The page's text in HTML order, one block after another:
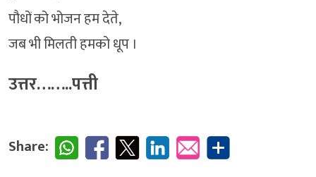
पौधों को भोजन हम देते,
जब भी मिलती हमको धूप ।
उत्तर……..पत्ती
Share: